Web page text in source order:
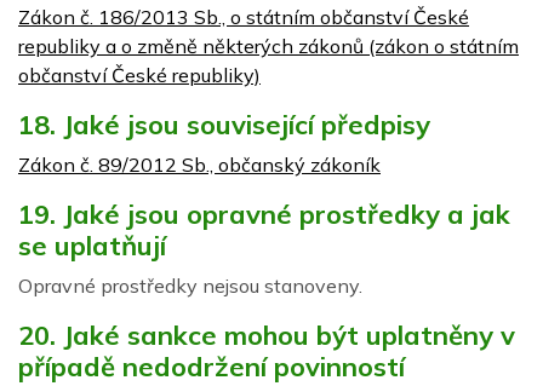
Zákon č. 186/2013 Sb., o státním občanství České
republiky a o změně některých zákonů (zákon o státním
občanství České republiky)
18. Jaké jsou související předpisy
Zákon č. 89/2012 Sb., občanský zákoník
19. Jaké jsou opravné prostředky a jak
se uplatňují
Opravné prostředky nejsou stanoveny.
20. Jaké sankce mohou být uplatněny v
případě nedodržení povinností